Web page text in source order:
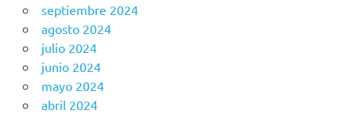
septiembre 2024
agosto 2024
julio 2024
junio 2024
mayo 2024
abril 2024